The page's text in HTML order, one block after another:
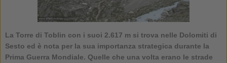
La Torre di Toblin con i suoi 2.617 m si trova nelle Dolomiti di
Sesto ed è nota per la sua importanza strategica durante la
Prima Guerra Mondiale. Quelle che una volta erano le strade